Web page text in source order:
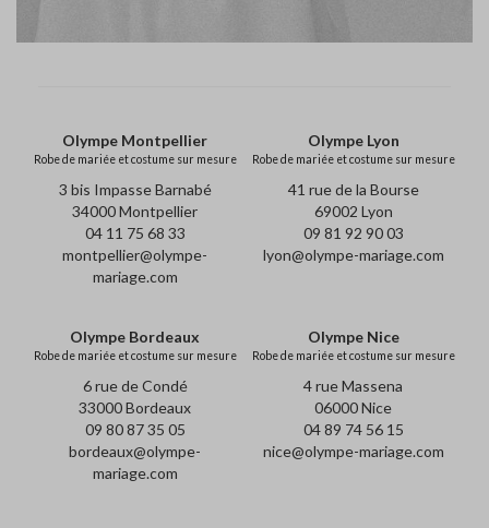
Olympe Montpellier
Robe de mariée et costume sur mesure
3 bis Impasse Barnabé
34000 Montpellier
04 11 75 68 33
montpellier@olympe-
mariage.com
Olympe Lyon
Robe de mariée et costume sur mesure
41 rue de la Bourse
69002 Lyon
09 81 92 90 03
lyon@olympe-mariage.com
Olympe Bordeaux
Robe de mariée et costume sur mesure
6 rue de Condé
33000 Bordeaux
09 80 87 35 05
bordeaux@olympe-
mariage.com
Olympe Nice
Robe de mariée et costume sur mesure
4 rue Massena
06000 Nice
04 89 74 56 15
nice@olympe-mariage.com